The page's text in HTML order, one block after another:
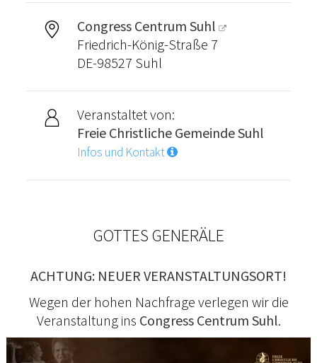
Congress Centrum Suhl
Friedrich-König-Straße 7
DE-98527 Suhl
Veranstaltet von:
Freie Christliche Gemeinde Suhl
Infos und Kontakt
GOTTES GENERÄLE
ACHTUNG: NEUER VERANSTALTUNGSORT!
Wegen der hohen Nachfrage verlegen wir die
Veranstaltung ins Congress Centrum Suhl.